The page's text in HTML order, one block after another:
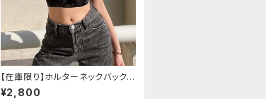
【在庫限り】ホルターネックバックリ
ボンチャイナシャツ
¥2,800